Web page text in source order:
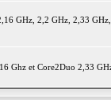
GHz, 2,2 GHz, 2,33
Ghz et Core2Duo 2,33